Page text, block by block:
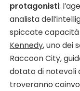
protagonisti:
analista
spiccate capacità
Kennedy, uno dei
Raccoon City,
dotato di notevoli
troveranno